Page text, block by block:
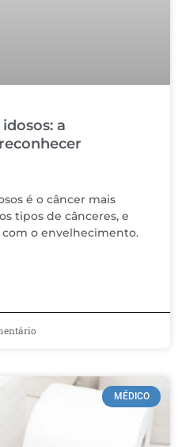
a
é o câncer mais
tipos de cânceres, e
o envelhecimento.
MÉDICO